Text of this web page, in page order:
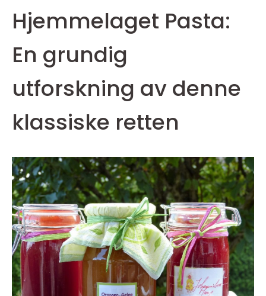
Hjemmelaget Pasta:
En grundig
utforskning av denne
klassiske retten